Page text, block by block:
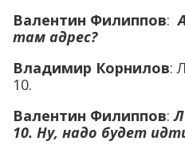
Валентин Филиппов:
там адрес?
Владимир Корнилов:
10.
Валентин Филиппов:
10. Ну, надо будет